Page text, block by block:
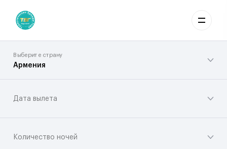
Армения
Выберите страну
Дата вылета
Количество ночей